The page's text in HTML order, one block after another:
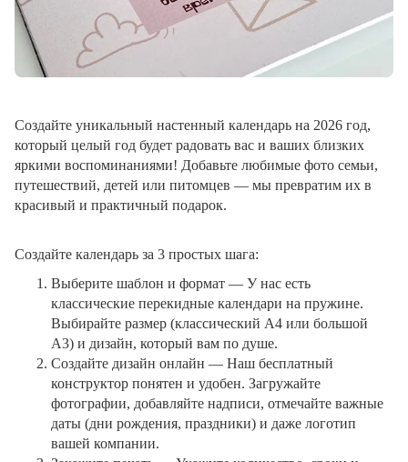
Создайте уникальный настенный календарь на 2026 год,
который целый год будет радовать вас и ваших близких
яркими воспоминаниями! Добавьте любимые фото семьи,
путешествий, детей или питомцев — мы превратим их в
красивый и практичный подарок.
Создайте календарь за 3 простых шага:
Выберите шаблон и формат — У нас есть
классические перекидные календари на пружине.
Выбирайте размер (классический A4 или большой
A3) и дизайн, который вам по душе.
Создайте дизайн онлайн — Наш бесплатный
конструктор понятен и удобен. Загружайте
фотографии, добавляйте надписи, отмечайте важные
даты (дни рождения, праздники) и даже логотип
вашей компании.